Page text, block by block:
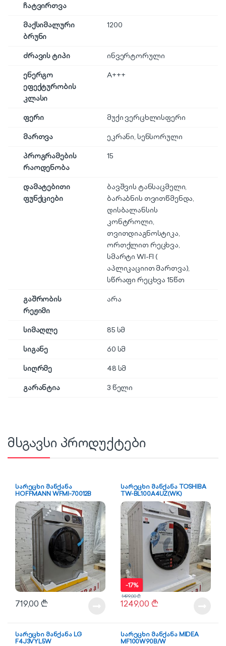
ჩატვირთვა
მაქსიმალური
ბრუნი
1200
ძრავის ტიპი
ინვერტორული
ენერგო
ეფექტურობის
კლასი
A+++
ფერი
მუქი ვერცხლისფერი
მართვა
ეკრანი, სენსორული
პროგრამების
რაოდენობა
15
დამატებითი
ფუნქციები
ბავშვის ტანსაცმელი,
ბარაბნის თვითწმენდა,
დისბალანსის
კონტროლი,
თვითდიაგნოსტიკა,
ორთქლით რეცხვა,
სმარტი WI-FI (
აპლიკაციით მართვა),
სწრაფი რეცხვა 15წთ
გაშრობის
რეჟიმი
არა
სიმაღლე
85 სმ
სიგანე
60 სმ
სიღრმე
48 სმ
გარანტია
3 წელი
მსგავსი პროდუქტები
სარეცხი მანქანა
HOFFMANN WFMI-70012B
719,00₾
სარეცხი მანქანა TOSHIBA
TW-BL100A4UZ(WK)
-17%
1249,00 ₾
1499,00₾
სარეცხი მანქანა LG
F4J3VYL5W
სარეცხი მანქანა MIDEA
MF100W90B/W